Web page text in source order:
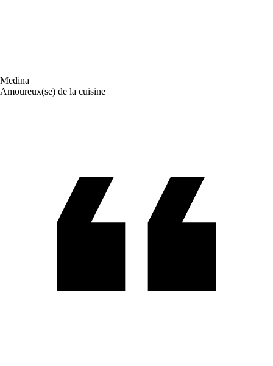
Medina
Amoureux(se) de la cuisine